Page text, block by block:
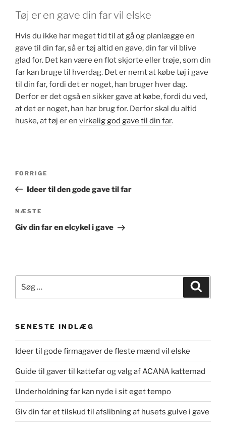
Tøj er en gave din far vil elske
Hvis du ikke har meget tid til at gå og planlægge en
gave til din far, så er tøj altid en gave, din far vil blive
glad for. Det kan være en flot skjorte eller trøje, som din
far kan bruge til hverdag. Det er nemt at købe tøj i gave
til din far, fordi det er noget, han bruger hver dag.
Derfor er det også en sikker gave at købe, fordi du ved,
at det er noget, han har brug for. Derfor skal du altid
huske, at tøj er en virkelig god gave til din far.
Forrige
indlæg
FORRIGE
Ideer til den gode gave til far
Næste
indlæg
NÆSTE
Giv din far en elcykel i gave
efter:
SENESTE INDLÆG
Ideer til gode firmagaver de fleste mænd vil elske
Guide til gaver til kattefar og valg af ACANA kattemad
Underholdning far kan nyde i sit eget tempo
Giv din far et tilskud til afslibning af husets gulve i gave